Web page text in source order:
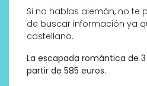
Si no hablas alemán, no te
de buscar información ya
castellano.
La escapada romántica de
partir de 585 euros.